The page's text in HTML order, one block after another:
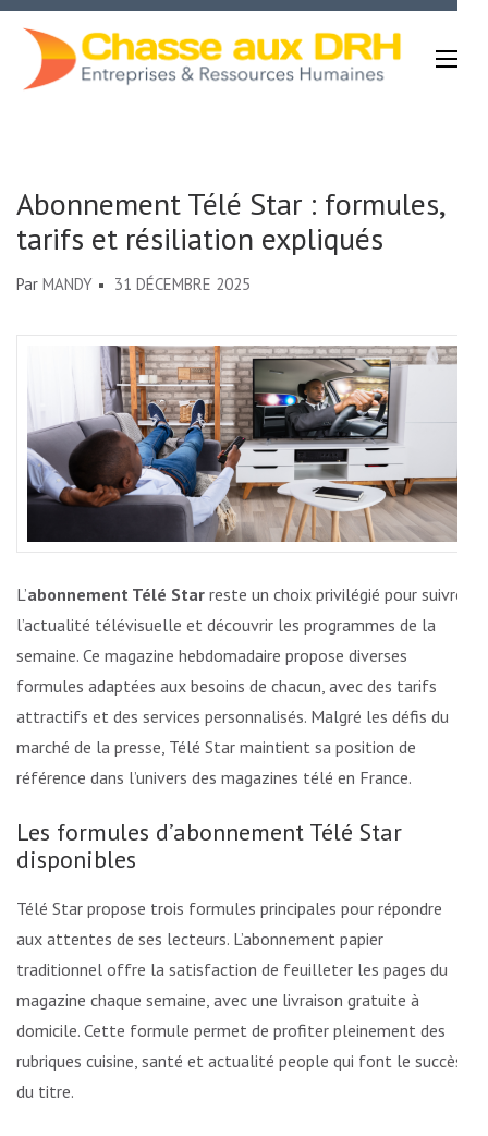
Aller
contenu
Abonnement Télé Star : formules,
tarifs et résiliation expliqués
Par MANDY 31 DÉCEMBRE 2025
L’abonnement Télé Star reste un choix privilégié pour suivre
l’actualité télévisuelle et découvrir les programmes de la
semaine. Ce magazine hebdomadaire propose diverses
formules adaptées aux besoins de chacun, avec des tarifs
attractifs et des services personnalisés. Malgré les défis du
marché de la presse, Télé Star maintient sa position de
référence dans l’univers des magazines télé en France.
Les formules d’abonnement Télé Star
disponibles
Télé Star propose trois formules principales pour répondre
aux attentes de ses lecteurs. L’abonnement papier
traditionnel offre la satisfaction de feuilleter les pages du
magazine chaque semaine, avec une livraison gratuite à
domicile. Cette formule permet de profiter pleinement des
rubriques cuisine, santé et actualité people qui font le succès
du titre.